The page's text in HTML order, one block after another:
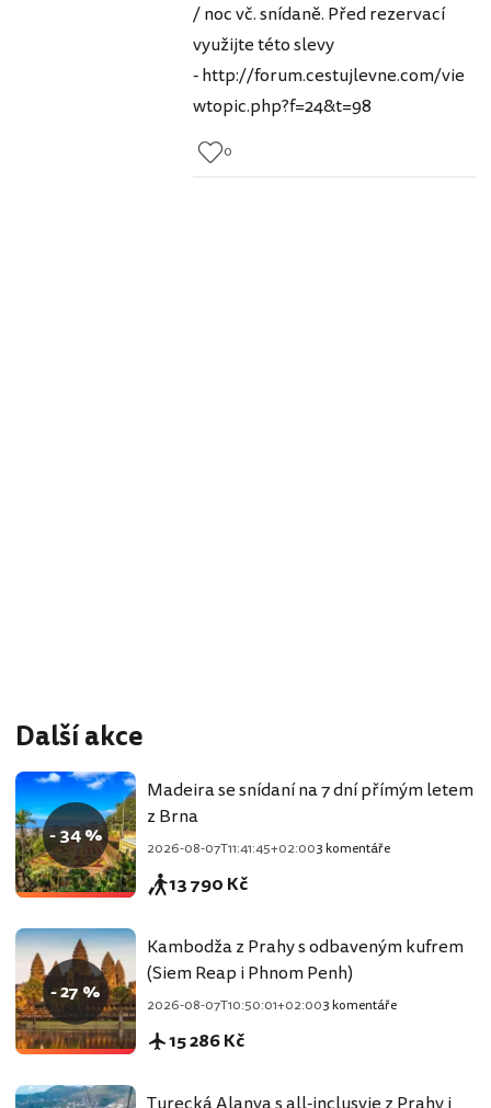
/ noc vč. snídaně. Před rezervací
využijte této slevy
- http://forum.cestujlevne.com/vie
wtopic.php?f=24&t=98
0
Další akce
- 34 %
Madeira se snídaní na 7 dní přímým letem
z Brna
2026-08-07T11:41:45+02:003 komentáře
13 790 Kč
- 27 %
Kambodža z Prahy s odbaveným kufrem
(Siem Reap i Phnom Penh)
2026-08-07T10:50:01+02:003 komentáře
15 286 Kč